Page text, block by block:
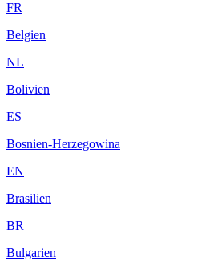
FR
Belgien
NL
Bolivien
ES
Bosnien-Herzegowina
EN
Brasilien
BR
Bulgarien